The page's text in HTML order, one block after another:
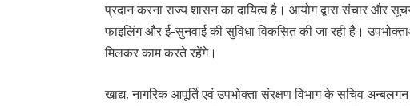
प्रदान करना राज्य शासन का दायित्व है। आयोग द्वारा संचार और
फाइलिंग और ई-सुनवाई की सुविधा विकसित की जा रही है।
मिलकर काम करते रहेंगे।
खाद्य, नागरिक आपूर्ति एवं उपभोक्ता संरक्षण विभाग के सचिव